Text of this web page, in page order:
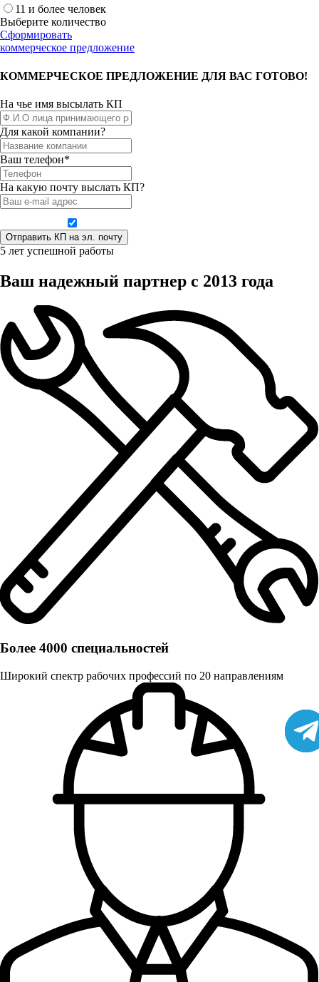
11 и более человек
Выберите количество
Сформировать
коммерческое предложение
КОММЕРЧЕСКОЕ ПРЕДЛОЖЕНИЕ ДЛЯ ВАС ГОТОВО!
На чье имя высылать КП
Для какой компании?
Ваш телефон*
На какую почту выслать КП?
5 лет успешной работы
Ваш надежный партнер с 2013 года
Более 4000 специальностей
Широкий спектр рабочих профессий по 20 направлениям